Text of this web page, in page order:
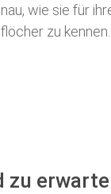
wie sie für
zu
zu